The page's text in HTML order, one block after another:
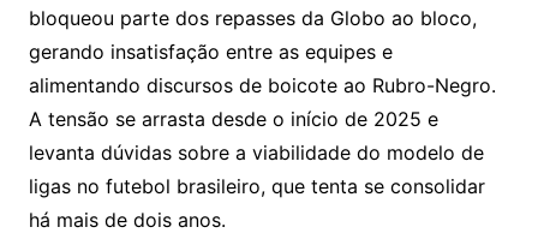
bloqueou parte dos repasses da Globo ao bloco,
gerando insatisfação entre as equipes e
alimentando discursos de boicote ao Rubro-Negro.
A tensão se arrasta desde o início de 2025 e
levanta dúvidas sobre a viabilidade do modelo de
ligas no futebol brasileiro, que tenta se consolidar
há mais de dois anos.